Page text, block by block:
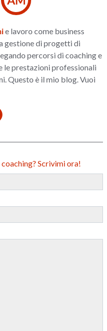
e lavoro come business
gestione di progetti di
percorsi di coaching e
le prestazioni professionali
Questo è il mio blog. Vuoi
Scrivimi ora!